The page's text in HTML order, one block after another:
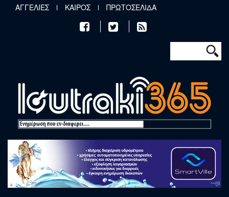
Παράκαμψη προς το κυρίως περιεχόμενο
ΑΓΓΕΛΙΕΣ ΚΑΙΡΟΣ ΠΡΩΤΟΣΕΛΙΔΑ
Φόρμα
Αναζήτηση